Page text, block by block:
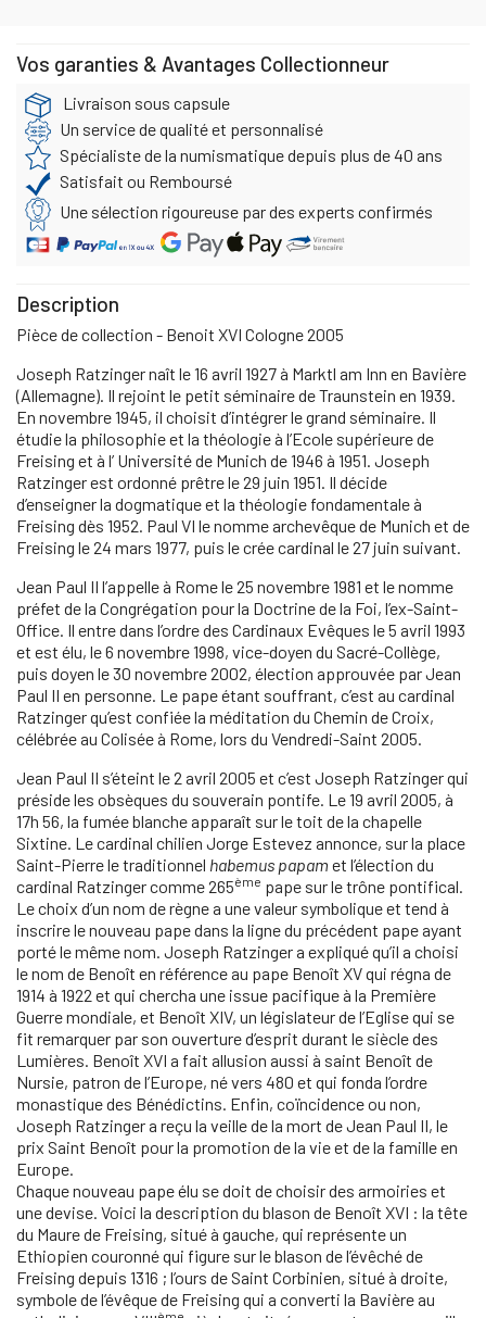
Vos garanties & Avantages Collectionneur
Livraison sous capsule
Un service de qualité et personnalisé
Spécialiste de la numismatique depuis plus de 40 ans
Satisfait ou Remboursé
Une sélection rigoureuse par des experts confirmés
Description
Pièce de collection - Benoit XVI Cologne 2005
Joseph Ratzinger naît le 16 avril 1927 à Marktl am Inn en Bavière
(Allemagne). Il rejoint le petit séminaire de Traunstein en 1939.
En novembre 1945, il choisit d’intégrer le grand séminaire. Il
étudie la philosophie et la théologie à l’Ecole supérieure de
Freising et à l’ Université de Munich de 1946 à 1951. Joseph
Ratzinger est ordonné prêtre le 29 juin 1951. Il décide
d’enseigner la dogmatique et la théologie fondamentale à
Freising dès 1952. Paul VI le nomme archevêque de Munich et de
Freising le 24 mars 1977, puis le crée cardinal le 27 juin suivant.
Jean Paul II l’appelle à Rome le 25 novembre 1981 et le nomme
préfet de la Congrégation pour la Doctrine de la Foi, l’ex-Saint-
Office. Il entre dans l’ordre des Cardinaux Evêques le 5 avril 1993
et est élu, le 6 novembre 1998, vice-doyen du Sacré-Collège,
puis doyen le 30 novembre 2002, élection approuvée par Jean
Paul II en personne. Le pape étant souffrant, c’est au cardinal
Ratzinger qu’est confiée la méditation du Chemin de Croix,
célébrée au Colisée à Rome, lors du Vendredi-Saint 2005.
Jean Paul II s’éteint le 2 avril 2005 et c’est Joseph Ratzinger qui
préside les obsèques du souverain pontife. Le 19 avril 2005, à
17h 56, la fumée blanche apparaît sur le toit de la chapelle
Sixtine. Le cardinal chilien Jorge Estevez annonce, sur la place
Saint-Pierre le traditionnel habemus papam et l’élection du
cardinal Ratzinger comme 265ème pape sur le trône pontifical.
Le choix d’un nom de règne a une valeur symbolique et tend à
inscrire le nouveau pape dans la ligne du précédent pape ayant
porté le même nom. Joseph Ratzinger a expliqué qu’il a choisi
le nom de Benoît en référence au pape Benoît XV qui régna de
1914 à 1922 et qui chercha une issue pacifique à la Première
Guerre mondiale, et Benoît XIV, un législateur de l’Eglise qui se
fit remarquer par son ouverture d’esprit durant le siècle des
Lumières. Benoît XVI a fait allusion aussi à saint Benoît de
Nursie, patron de l’Europe, né vers 480 et qui fonda l’ordre
monastique des Bénédictins. Enfin, coïncidence ou non,
Joseph Ratzinger a reçu la veille de la mort de Jean Paul II, le
prix Saint Benoît pour la promotion de la vie et de la famille en
Europe.
Chaque nouveau pape élu se doit de choisir des armoiries et
une devise. Voici la description du blason de Benoît XVI : la tête
du Maure de Freising, situé à gauche, qui représente un
Ethiopien couronné qui figure sur le blason de l’évêché de
Freising depuis 1316 ; l’ours de Saint Corbinien, situé à droite,
symbole de l’évêque de Freising qui a converti la Bavière au